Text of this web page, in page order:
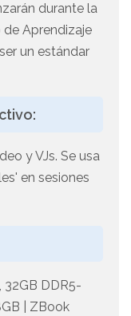
durante la
de Aprendizaje
un estándar
y VJs. Se usa
en sesiones
32GB DDR5-
| ZBook